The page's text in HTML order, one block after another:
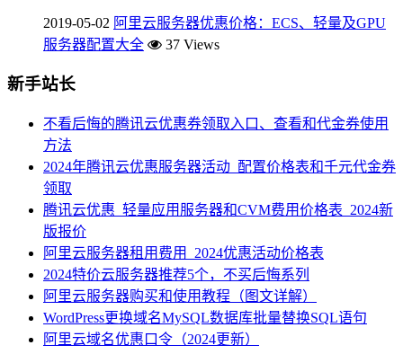
2019-05-02 阿里云服务器优惠价格：ECS、轻量及GPU
服务器配置大全
37 Views
新手站长
不看后悔的腾讯云优惠券领取入口、查看和代金券使用
方法
2024年腾讯云优惠服务器活动_配置价格表和千元代金券
领取
腾讯云优惠_轻量应用服务器和CVM费用价格表_2024新
版报价
阿里云服务器租用费用_2024优惠活动价格表
2024特价云服务器推荐5个，不买后悔系列
阿里云服务器购买和使用教程（图文详解）
WordPress更换域名MySQL数据库批量替换SQL语句
阿里云域名优惠口令（2024更新）